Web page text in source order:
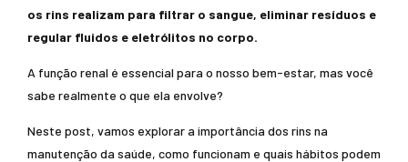
os rins realizam para filtrar o sangue, eliminar resíduos e
regular fluidos e eletrólitos no corpo.
A função renal é essencial para o nosso bem-estar, mas você
sabe realmente o que ela envolve?
Neste post, vamos explorar a importância dos rins na
manutenção da saúde, como funcionam e quais hábitos podem